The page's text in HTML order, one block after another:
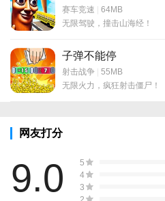
赛车竞速 | 64MB
无限驾驶，撞击山海经！
子弹不能停
射击战争 | 55MB
无限火力，疯狂射击僵尸！
网友打分
9.0
5
4
3